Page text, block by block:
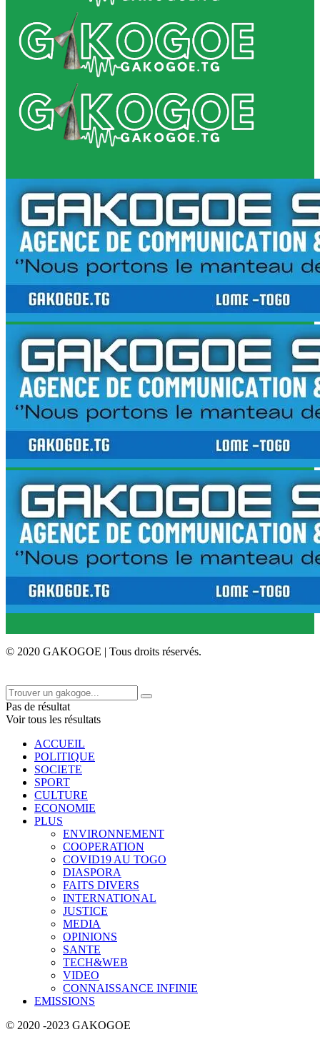
© 2020 GAKOGOE | Tous droits réservés.
Pas de résultat
Voir tous les résultats
ACCUEIL
POLITIQUE
SOCIETE
SPORT
CULTURE
ECONOMIE
PLUS
ENVIRONNEMENT
COOPERATION
COVID19 AU TOGO
DIASPORA
FAITS DIVERS
INTERNATIONAL
JUSTICE
MEDIA
OPINIONS
SANTE
TECH&WEB
VIDEO
CONNAISSANCE INFINIE
EMISSIONS
© 2020 -2023 GAKOGOE